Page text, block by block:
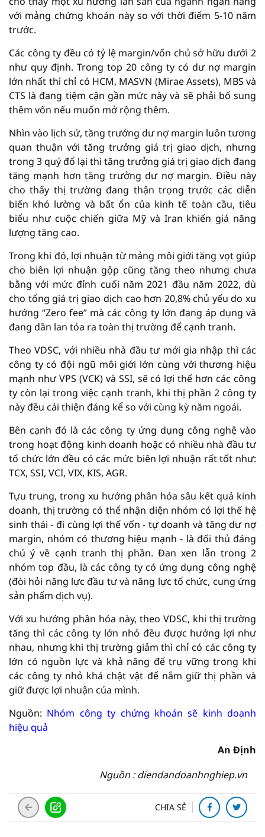
với mảng chứng khoán này so với thời điểm 5-10 năm
trước.
Các công ty đều có tỷ lệ margin/vốn chủ sở hữu dưới 2
như quy định. Trong top 20 công ty có dư nợ margin
lớn nhất thì chỉ có HCM, MASVN (Mirae Assets), MBS và
CTS là đang tiệm cận gần mức này và sẽ phải bổ sung
thêm vốn nếu muốn mở rộng thêm.
Nhìn vào lịch sử, tăng trưởng dư nợ margin luôn tương
quan thuận với tăng trưởng giá trị giao dịch, nhưng
trong 3 quý đổ lại thì tăng trưởng giá trị giao dịch đang
tăng mạnh hơn tăng trưởng dư nợ margin. Điều này
cho thấy thị trường đang thận trọng trước các diễn
biến khó lường và bất ổn của kinh tế toàn cầu, tiêu
biểu như cuộc chiến giữa Mỹ và Iran khiến giá năng
lượng tăng cao.
Trong khi đó, lợi nhuận từ mảng môi giới tăng vọt giúp
cho biên lợi nhuận gộp cũng tăng theo nhưng chưa
bằng với mức đỉnh cuối năm 2021 đầu năm 2022, dù
cho tổng giá trị giao dịch cao hơn 20,8% chủ yếu do xu
hướng “Zero fee” mà các công ty lớn đang áp dụng và
đang dần lan tỏa ra toàn thị trường để cạnh tranh.
Theo VDSC, với nhiều nhà đầu tư mới gia nhập thì các
công ty có đội ngũ môi giới lớn cùng với thương hiệu
mạnh như VPS (VCK) và SSI, sẽ có lợi thế hơn các công
ty còn lại trong việc cạnh tranh, khi thị phần 2 công ty
này đều cải thiện đáng kể so với cùng kỳ năm ngoái.
Bên cạnh đó là các công ty ứng dụng công nghệ vào
trong hoạt động kinh doanh hoặc có nhiều nhà đầu tư
tổ chức lớn đều có các mức biên lợi nhuận rất tốt như:
TCX, SSI, VCI, VIX, KIS, AGR.
Tựu trung, trong xu hướng phân hóa sâu kết quả kinh
doanh, thị trường có thể nhận diện nhóm có lợi thế hệ
sinh thái - đi cùng lợi thế vốn - tự doanh và tăng dư nợ
margin, nhóm có thương hiệu mạnh - là đối thủ đáng
chú ý về cạnh tranh thị phần. Đan xen lẫn trong 2
nhóm top đầu, là các công ty có ứng dụng công nghệ
(đòi hỏi năng lực đầu tư và năng lực tổ chức, cung ứng
sản phẩm dịch vụ).
Với xu hướng phân hóa này, theo VDSC, khi thị trường
tăng thì các công ty lớn nhỏ đều được hưởng lợi như
nhau, nhưng khi thị trường giảm thì chỉ có các công ty
lớn có nguồn lực và khả năng để trụ vững trong khi
các công ty nhỏ khá chật vật để nắm giữ thị phần và
giữ được lợi nhuận của mình.
Nguồn: Nhóm công ty chứng khoán sẽ kinh doanh
hiệu quả
An Định
Nguồn : diendandoanhnghiep.vn
CHIA SẺ